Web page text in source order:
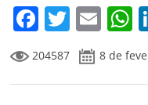
F
a
c
e
T
w
itt
er
E
m
ai
l s
204587 8 de